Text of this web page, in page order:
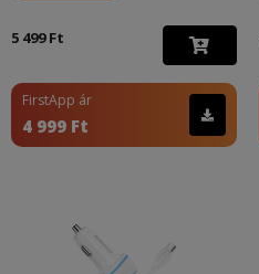
5 499 Ft
FirstApp ár
4 999 Ft